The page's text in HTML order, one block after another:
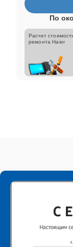
По
Расчет
ремонта Haier